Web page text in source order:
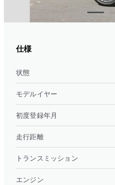
仕様
状態
モデルイヤー
初度登録年月
走行距離
トランスミッション
エンジン